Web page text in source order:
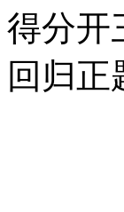
得分开
回归正